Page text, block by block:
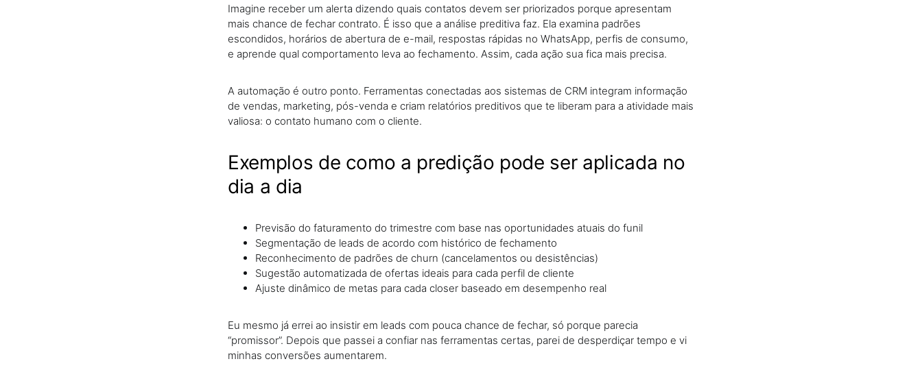
Imagine receber um alerta dizendo quais contatos devem ser priorizados porque apresentam
mais chance de fechar contrato. É isso que a análise preditiva faz. Ela examina padrões
escondidos, horários de abertura de e-mail, respostas rápidas no WhatsApp, perfis de consumo,
e aprende qual comportamento leva ao fechamento. Assim, cada ação sua fica mais precisa.
A automação é outro ponto. Ferramentas conectadas aos sistemas de CRM integram informação
de vendas, marketing, pós-venda e criam relatórios preditivos que te liberam para a atividade mais
valiosa: o contato humano com o cliente.
Exemplos de como a predição pode ser aplicada no
dia a dia
Previsão do faturamento do trimestre com base nas oportunidades atuais do funil
Segmentação de leads de acordo com histórico de fechamento
Reconhecimento de padrões de churn (cancelamentos ou desistências)
Sugestão automatizada de ofertas ideais para cada perfil de cliente
Ajuste dinâmico de metas para cada closer baseado em desempenho real
Eu mesmo já errei ao insistir em leads com pouca chance de fechar, só porque parecia
“promissor”. Depois que passei a confiar nas ferramentas certas, parei de desperdiçar tempo e vi
minhas conversões aumentarem.